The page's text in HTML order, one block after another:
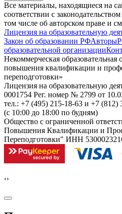
Все материалы, находящиеся на
соответствии с
том числе об авторском праве и
Лицензия на образовательную
Закон об образовании РФАвторы
образовательной организации
Некоммерческая образовательная
повышения квалификации и
переподготовки»
Лицензия на образовательную
0001754 Рег. номер № 2799 от
тел.: +7 (495) 215-18-63 и +7 (812)
(с 10:00 до 18:00 по будням)
Общество с ограниченной
Повышения Квалификации и
Переподготовки" ИНН
‹›